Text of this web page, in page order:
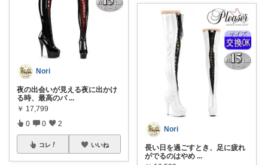
Nori
夜の出会いが見える夜に出かけ
る時、最高のパ ...
￥ 17,799
0 0 2
コレ いいね
Nori
長い日を過ごすとき、足に疲れ
がでるのはやめ ...